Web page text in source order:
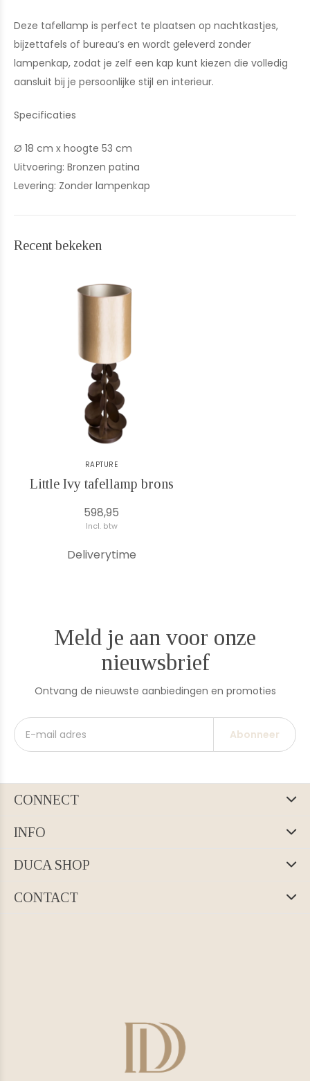
Deze tafellamp is perfect te plaatsen op nachtkastjes,
bijzettafels of bureau’s en wordt geleverd zonder
lampenkap, zodat je zelf een kap kunt kiezen die volledig
aansluit bij je persoonlijke stijl en interieur.
Specificaties
Ø 18 cm x hoogte 53 cm
Uitvoering: Bronzen patina
Levering: Zonder lampenkap
Recent bekeken
RAPTURE
Little Ivy tafellamp brons
598,95
Incl. btw
Deliverytime
Meld je aan voor onze
nieuwsbrief
Ontvang de nieuwste aanbiedingen en promoties
Abonneer
CONNECT
INFO
DUCA SHOP
CONTACT